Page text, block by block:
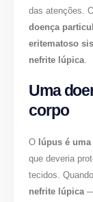
das atenções.
doença
eritematoso
nefrite lúpica
Uma
corpo
O lúpus é
que deveria
tecidos.
nefrite lúpica